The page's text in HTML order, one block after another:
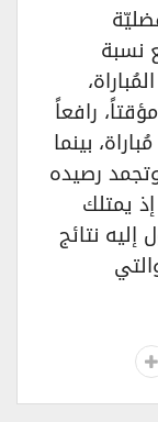
نسبة
المُباراة،
رافعاً
(19) نقطة من أصل (16) مُباراة، بينما
رصيده
إذ يمتلك
نتائج